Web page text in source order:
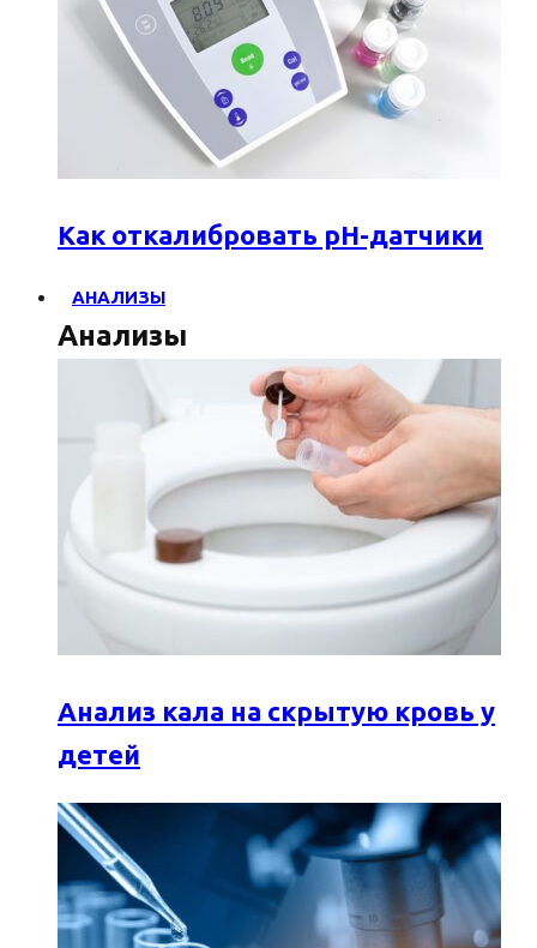
Как откалибровать pH-датчики
АНАЛИЗЫ
Анализы
Анализ кала на скрытую кровь у
детей